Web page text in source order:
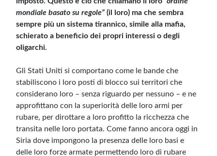
mondiale basato su regole” (il loro) ma che sembra
sempre più un sistema tirannico, simile alla mafia,
schierato a beneficio dei propri interessi o degli
oligarchi.
Gli Stati Uniti si comportano come le bande che
stabiliscono i loro posti di blocco sui territori che
considerano loro – senza riguardo per nessuno – e ne
approfittano con la superiorità delle loro armi per
rubare, per dirottare a loro profitto la ricchezza che
transita nelle loro portata. Come fanno ancora oggi in
Siria dove impongono la presenza delle loro basi e
delle loro forze armate permettendo loro di rubare